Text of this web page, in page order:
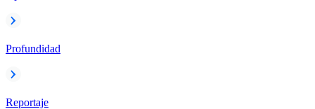
Profundidad
Reportaje